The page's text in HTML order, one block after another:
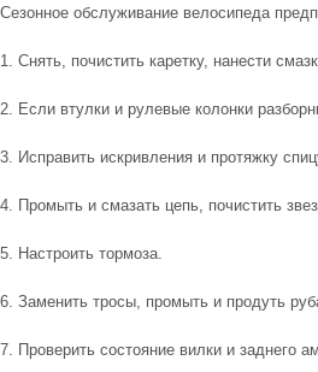
Сезонное обслуживание велосипеда
1. Снять, почистить каретку, нанести
2. Если втулки и рулевые колонки
3. Исправить искривления и протяжку
4. Промыть и смазать цепь, почистить
5. Настроить тормоза.
6. Заменить тросы, промыть и продуть
7. Проверить состояние вилки и заднего